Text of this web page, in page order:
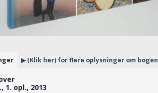
▶ (Klik her) for flere oplysninger om bogen
1. opl., 2013